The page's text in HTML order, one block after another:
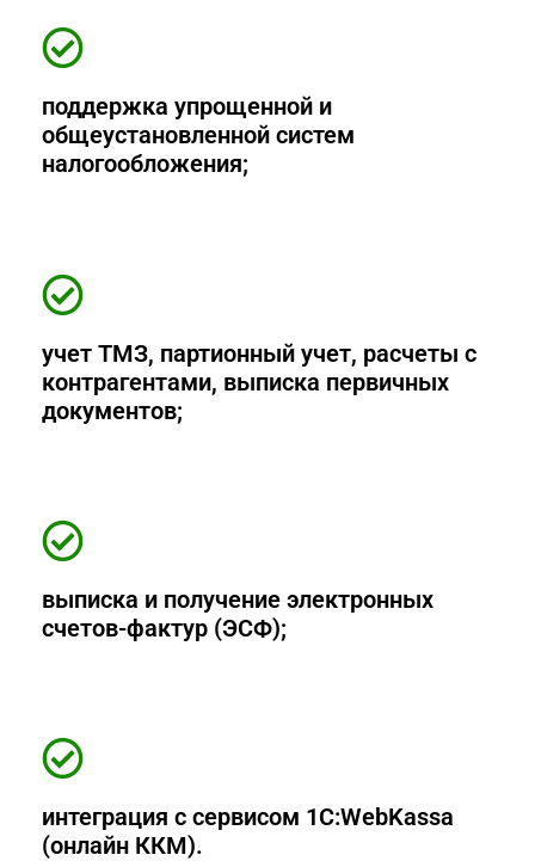
поддержка упрощенной и
общеустановленной систем
налогообложения;
учет ТМЗ, партионный учет, расчеты с
контрагентами, выписка первичных
документов;
выписка и получение электронных
счетов-фактур (ЭСФ);
интеграция с сервисом 1С:WebKassa
(онлайн ККМ).